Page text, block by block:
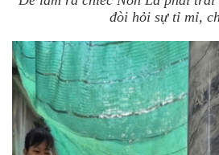
đòi hỏi sự tỉ mỉ,